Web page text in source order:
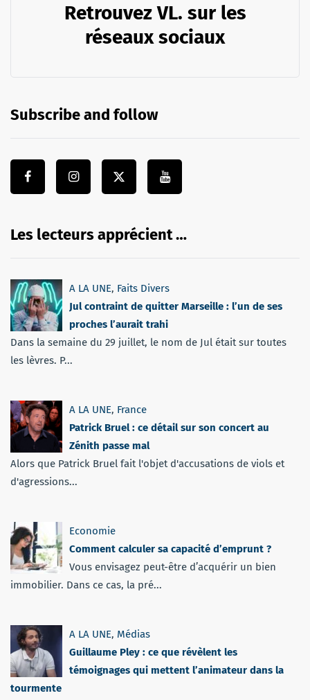
Retrouvez VL. sur les
réseaux sociaux
Subscribe and follow
Les lecteurs apprécient …
A LA UNE, Faits Divers
Jul contraint de quitter Marseille : l’un de ses
proches l’aurait trahi
Dans la semaine du 29 juillet, le nom de Jul était sur toutes
les lèvres. P...
A LA UNE, France
Patrick Bruel : ce détail sur son concert au
Zénith passe mal
Alors que Patrick Bruel fait l'objet d'accusations de viols et
d'agressions...
Economie
Comment calculer sa capacité d’emprunt ?
Vous envisagez peut-être d’acquérir un bien
immobilier. Dans ce cas, la pré...
A LA UNE, Médias
Guillaume Pley : ce que révèlent les
témoignages qui mettent l’animateur dans la
tourmente